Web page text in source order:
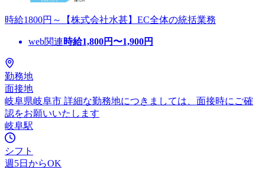
時給1800円～【株式会社水甚】EC全体の統括業務
web関連時給1,800円〜1,900円
勤務地
面接地
岐阜県岐阜市 詳細な勤務地につきましては、面接時にご確
認をお願いいたします
岐阜駅
シフト
週5日からOK